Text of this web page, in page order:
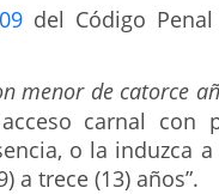
del Código
menor de catorce
carnal con
o la induzca
a trece (13) años”.